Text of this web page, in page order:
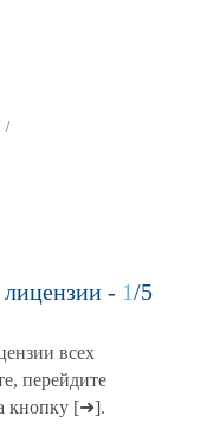
/
лицензии - 1/5
всех
перейдите
кнопку [➜].